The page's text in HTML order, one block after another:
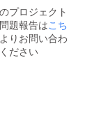
次発送
致しま
す 5月
に一部
オープ
に、ご
希望の
商品を
備考欄
にご記
完全
オープ
ン致し
ます。
季節に
プロジェクト
題報告はこち
よりお問い合わ
ださい